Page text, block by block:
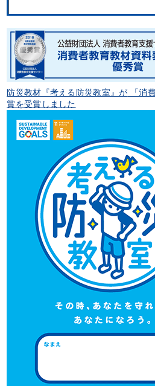
防災教材『考える防災教室』が 「消
賞を受賞しました
2024年8月4日（日）に大阪ガス
ム『考える防災教室』10周年を記
ご家庭のストック食材を活用して
する防災クッキングを体験しませ
てないための防災時の工夫を学び
えましょう。
※当日、ハグミュージアム5階ホ
る防災プログラムを開催していま
15:30 終了予定)
※チラシはこちら
2024年1月28日（日）にHAT神戸
美かえる大キャラバン！2024」
企業・団体が防災体験プログラム
ださい。
詳しくはこちら
2023年8月11日に“夏休み親子防
ムで開催されます。
小学生のお子さまと保護者が対象
の自由課題に！
2021年1月17日に『防災キッズ育
催されます。